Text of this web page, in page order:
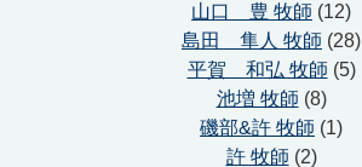
山口 豊 牧師 (12)
島田 隼人 牧師 (28)
平賀 和弘 牧師 (5)
池増 牧師 (8)
磯部&許 牧師 (1)
許 牧師 (2)